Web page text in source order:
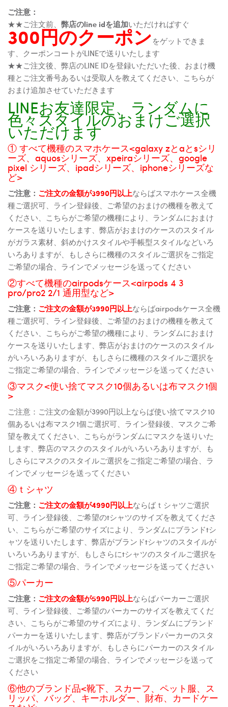
ご注意：
★★ご注文前、 弊店のline idを追加いただければすぐ
300円のクーポンをゲットできま
す、クーポンコートがLINEで送りいたします
★★ご注文後、弊店のLINE IDを登録いただいた後、おまけ機
種とご注文番号あるいは受取人を教えてください、こちらが
おまけ追加させていただきます
LINEお友達限定、ランダムに
色々スタイルのおまけご選択
いただけます
① すべて機種のスマホケース<galaxy zとaとsシリ
ーズ、aquosシリーズ、xpeiraシリーズ、google
pixel シリーズ、ipadシリーズ、iphoneシリーズな
ど>
ご注意： ご注文の金額が3990円以上ならばスマホケース全機
種ご選択可、ライン登録後、ご希望のおまけの機種を教えて
ください、こちらがご希望の機種により、ランダムにおまけ
ケースを送りいたします、弊店がおまけのケースのスタイル
がガラス素材、斜めかけスタイルや手帳型スタイルなどいろ
いろありますが、もしさらに機種のスタイルご選択をご指定
ご希望の場合、ラインでメッセージを送ってください
②すべて機種のairpodsケース<airpods 4 3
pro/pro2 2/1 通用型など>
ご注意： ご注文の金額が3990円以上ならばairpodsケース全機
種ご選択可、ライン登録後、ご希望のおまけの機種を教えて
ください、こちらがご希望の機種により、ランダムにおまけ
ケースを送りいたします、弊店がおまけのケースのスタイル
がいろいろありますが、もしさらに機種のスタイルご選択を
ご指定ご希望の場合、ラインでメッセージを送ってください
③マスク<使い捨てマスク10個あるいは布マスク1個
>
ご注意：ご注文の金額が3990円以上ならば使い捨てマスク10
個あるいは布マスク1個ご選択可、ライン登録後、マスクご希
望を教えてください、こちらがランダムにマスクを送りいた
します、弊店のマスクのスタイルがいろいろありますが、も
しさらにマスクのスタイルご選択をご指定ご希望の場合、ラ
インでメッセージを送ってください
④ｔシャツ
ご注意： ご注文の金額が4990円以上ならばｔシャツご選択
可、ライン登録後、ご希望のtシャツのサイズを教えてくださ
い、こちらがご希望のサイズにより、ランダムにブランドtシ
ャツを送りいたします、弊店がブランドtシャツのスタイルが
いろいろありますが、もしさらにtシャツのスタイルご選択を
ご指定ご希望の場合、ラインでメッセージを送ってください
⑤パーカー
ご注意： ご注文の金額が5990円以上ならばパーカーご選択
可、ライン登録後、ご希望のパーカーのサイズを教えてくだ
さい、こちらがご希望のサイズにより、ランダムにブランド
パーカーを送りいたします、弊店がブランドパーカーのスタ
イルがいろいろありますが、もしさらにパーカーのスタイル
ご選択をご指定ご希望の場合、ラインでメッセージを送って
ください
⑥他のブランド品<靴下、スカーフ、ペット服、ス
リッパ、バッグ、キーホルダー、財布、カードケー